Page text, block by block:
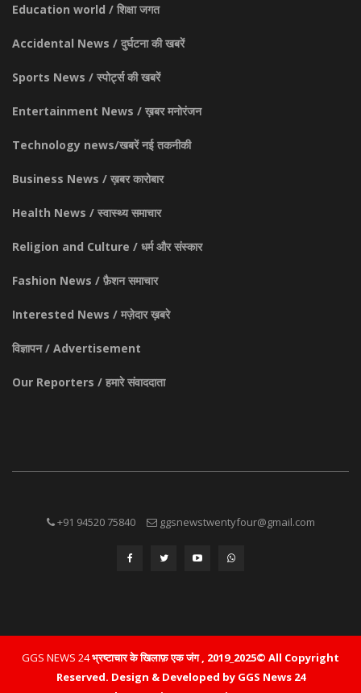
Education world / शिक्षा जगत
Accidental News / दुर्घटना की खबरें
Sports News / स्पोर्ट्स की खबरें
Entertainment News / ख़बर मनोरंजन
Technology news/खबरें नई तकनीकी
Business News / ख़बर कारोबार
Health News / स्वास्थ्य समाचार
Religion and Culture / धर्म और संस्कार
Fashion News / फ़ैशन समाचार
Interested News / मज़ेदार ख़बरे
विज्ञापन / Advertisement
Our Reporters / हमारे संवाददाता
+91 94520 75840 ggsnewstwentyfour@gmail.com
GGS NEWS 24भ्रष्टाचार के खिलाफ़ एक जंग , 2019_2025© All Copyright
Reserved. Design & Developed by GGS News 24